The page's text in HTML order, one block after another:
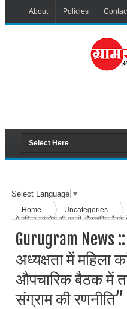
About Policies
Select Language ▼
Home Uncategories
में महिला कांग्रेस की पहली औपचारिक बैठक
Gurugram News
अध्यक्षता में महिला
औपचारिक बैठक में
संग्राम की रणनीति”